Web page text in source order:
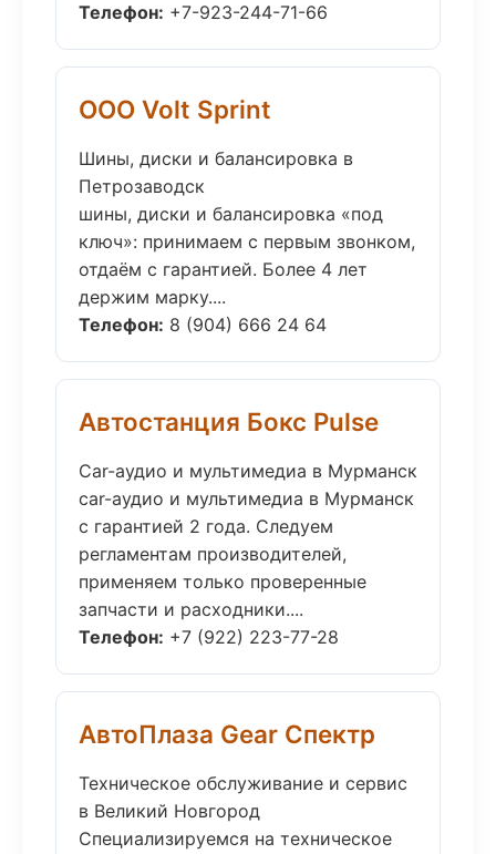
Телефон: +7-923-244-71-66
ООО Volt Sprint
Шины, диски и балансировка в
Петрозаводск
шины, диски и балансировка «под
ключ»: принимаем с первым звонком,
отдаём с гарантией. Более 4 лет
держим марку....
Телефон: 8 (904) 666 24 64
Автостанция Бокс Pulse
Car-аудио и мультимедиа в Мурманск
car-аудио и мультимедиа в Мурманск
с гарантией 2 года. Следуем
регламентам производителей,
применяем только проверенные
запчасти и расходники....
Телефон: +7 (922) 223-77-28
АвтоПлаза Gear Спектр
Техническое обслуживание и сервис
в Великий Новгород
Специализируемся на техническое